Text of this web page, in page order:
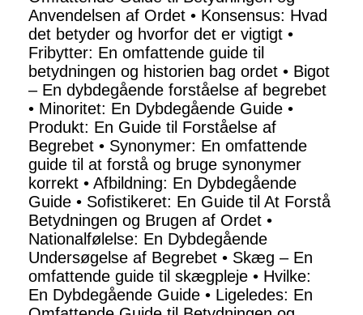
Anvendelsen af Ordet • Konsensus: Hvad
det betyder og hvorfor det er vigtigt •
Fribytter: En omfattende guide til
betydningen og historien bag ordet • Bigot
– En dybdegående forståelse af begrebet
• Minoritet: En Dybdegående Guide •
Produkt: En Guide til Forståelse af
Begrebet • Synonymer: En omfattende
guide til at forstå og bruge synonymer
korrekt • Afbildning: En Dybdegående
Guide • Sofistikeret: En Guide til At Forstå
Betydningen og Brugen af Ordet •
Nationalfølelse: En Dybdegående
Undersøgelse af Begrebet • Skæg – En
omfattende guide til skægpleje • Hvilke:
En Dybdegående Guide • Ligeledes: En